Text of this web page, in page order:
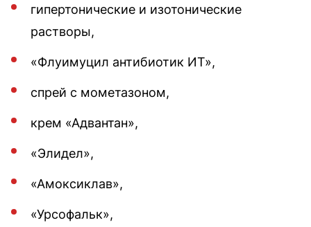
гипертонические и изотонические
растворы,
«Флуимуцил антибиотик ИТ»,
спрей с мометазоном,
крем «Адвантан»,
«Элидел»,
«Амоксиклав»,
«Урсофальк»,